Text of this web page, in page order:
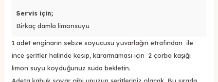
Servis için;
Birkaç damla limonsuyu
1 adet enginarın sebze soyucusu yuvarlağın etrafından ile
ince şeritler halinde kesip, kararmaması için 2 çorba kaşığı
limon suyu koyduğunuz suda bekletin.
Adeta kabuk soyar gibi upuzun şeritleriniz olacak. Bu sırada